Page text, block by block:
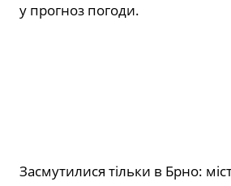
у прогноз погоди.
Засмутилися тільки в Брно: